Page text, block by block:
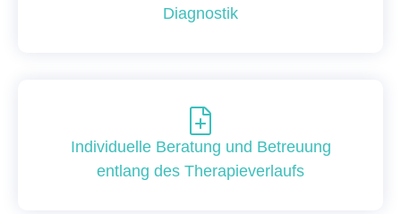
Diagnostik
Individuelle Beratung und Betreuung
entlang des Therapieverlaufs